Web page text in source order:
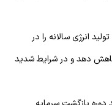
انرژی سالانه را در
مسکونی معمولی بین ۵ تا ۲۵٪ کاهش دهد و در شرایط شدید